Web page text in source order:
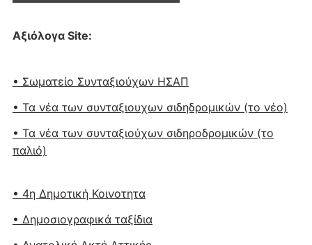
Αξιόλογα Site:
• Σωματείο Συνταξιούχων ΗΣΑΠ
• Τα νέα των συνταξιουχων σιδηδρομικών (το νέο)
• Τα νέα των συνταξιούχων σιδηροδρομικών (το
παλιό)
• 4η Δημοτική Κοινοτητα
• Δημοσιογραφικά ταξίδια